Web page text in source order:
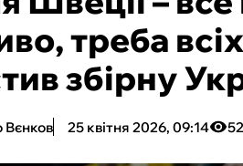
треба
збірну
25 квітня 2026, 09:14 52